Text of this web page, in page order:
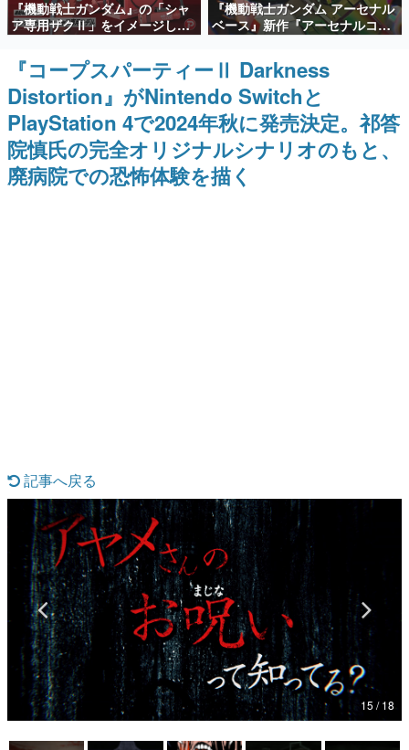
SNS拡散数が数千以上！ ページビュー数万以上！ などな
ど。多くの人々に読まれた、電ファミ渾身の“殿堂入り”記
事をまとめました。
ゲームの企画書
名作ゲームクリエイターの方々に製作時のエピソードをお
聞きし、ヒットする企画（ゲーム）とは何か？を探ってい
きます。
赫本
この物語を解いてはいけない。『赫本』は、〈試験問題〉
の形をした短編ホラー小説集です。
なんでゲームは面白い？
ゲーム開発者・hamatsu氏がゲームの魅力を画面や操作の
具体的な形から解き明かしていく、硬派で骨太な評論連載
です。
ゲームが変えた日本語
「経験値」「裏技」「ラスボス」… ゲームにまつわる言葉
の起源や用法の変遷を、コンピューター文化史研究家・タ
イニーP氏が徹底調査。
カテゴリ
特集記事
マンガ
『機動戦士ガンダム』の「シャ
ア専用ザクⅡ」をイメージした
散水ホースリールが予約開始。
本体にはシャアのパーソナルマ
ークやジオン公国軍のエンブレ
ム、型式番号などを配置
『機動戦士ガンダム アーセナル
ベース』新作『アーセナルコマ
ンダー』発表！8月28日からオ
年2月下旬に稼働予定
『コープスパーティーⅡ Darkness
Distortion』がNintendo Switchと
PlayStation 4で2024年秋に発売決定。祁答
院慎氏の完全オリジナルシナリオのもと、
廃病院での恐怖体験を描く
記事へ戻る
15 / 18